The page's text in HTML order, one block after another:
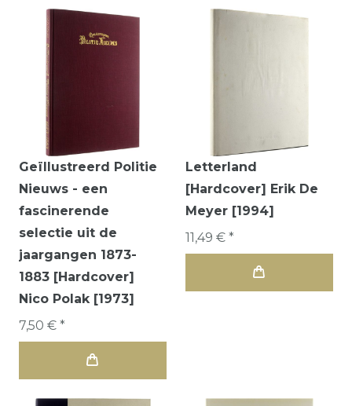
Geïllustreerd Politie
Nieuws - een
fascinerende
selectie uit de
jaargangen 1873-
1883 [Hardcover]
Nico Polak [1973]
7,50 € *
Letterland
[Hardcover] Erik De
Meyer [1994]
11,49 € *